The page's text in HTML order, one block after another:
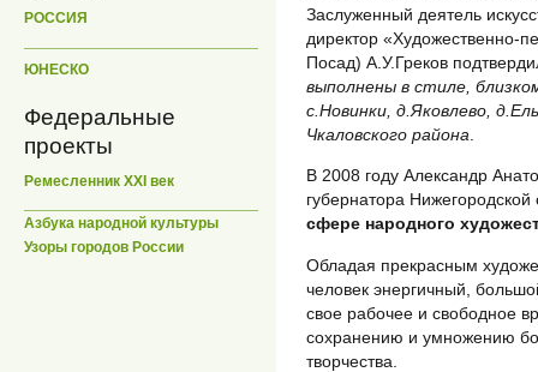
РОССИЯ
ЮНЕСКО
Федеральные
проекты
Ремесленник XXI век
Азбука народной культуры
Узоры городов России
Заслуженный деятель
директор «Художественно-
Посад) А.У.Греков
выполнены в стиле,
с.Новинки, д.Яковлево,
Чкаловского района
В 2008 году Александр
губернатора Нижегородской
сфере народного
Обладая прекрасным
человек энергичный,
свое рабочее и свободное
сохранению и умножению
творчества.